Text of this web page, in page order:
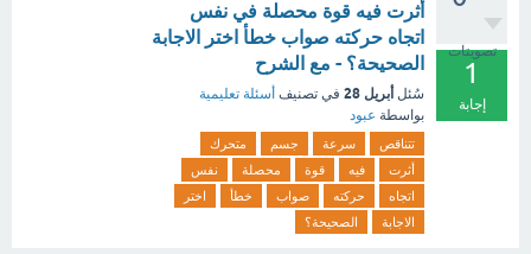
تصويتات
1
إجابة
أثرت فيه قوة محصلة في نفس
اتجاه حركته صواب خطأ اختر الاجابة
الصحيحة؟ - مع الشرح
سُئل أبريل 28 في تصنيف أسئلة تعليمية
بواسطة عبود
تتناقص سرعة جسم
متحرك
أثرت
فيه قوة محصلة
نفس
اتجاه
حركته صواب خطأ
اختر
الاجابة
الصحيحة؟